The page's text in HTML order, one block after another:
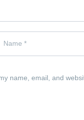
name, email, and